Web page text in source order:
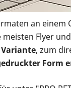
an
Flyer
, zum
Form